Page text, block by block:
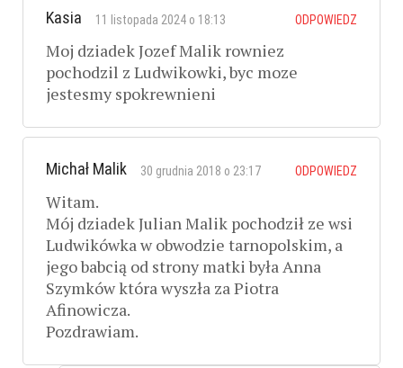
Kasia 11 listopada 2024 o 18:13 ODPOWIEDZ
Moj dziadek Jozef Malik rowniez
pochodzil z Ludwikowki, byc moze
jestesmy spokrewnieni
Michał Malik 30 grudnia 2018 o 23:17 ODPOWIEDZ
Witam.
Mój dziadek Julian Malik pochodził ze wsi
Ludwikówka w obwodzie tarnopolskim, a
jego babcią od strony matki była Anna
Szymków która wyszła za Piotra
Afinowicza.
Pozdrawiam.